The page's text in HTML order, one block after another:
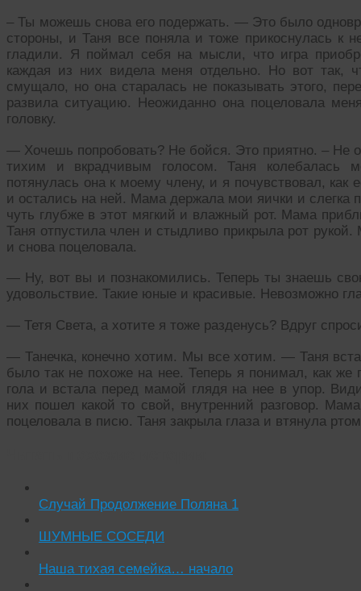
– Ты можешь снова его подержать. — Это было
стороны, и Таня все поняла и тоже прикоснулась к
гладили. Я поймал себя на мысли, что игра
каждая из них видела меня отдельно. Но вот так,
смущало, но она старалась не показывать этого,
развила ситуацию. Неожиданно она поцеловала
головку.
— Хочешь попробовать? Не бойся. Это приятно. – Не
тихим и вкрадчивым голосом. Таня
потянулась она к моему члену, и я почувствовал, как
и остались на ней. Мама держала мои яички и слегка
чуть глубже в этот мягкий и влажный рот. Мама
Таня отпустила член и стыдливо прикрыла рот
и снова поцеловала.
— Ну, вот вы и познакомились. Теперь ты знаешь
удовольствие. Такие юные и красивые. Невозможно
— Тетя Света, а хотите я тоже разденусь? Вдруг
— Танечка, конечно хотим. Мы все хотим. — Таня
было так не похоже на нее. Теперь я понимал, как
гола и встала перед мамой глядя на нее в упор.
них пошел какой то свой, внутренний разговор.
поцеловала в писю. Таня закрыла глаза и втянула
Случай Продолжение Поляна 1
ШУМНЫЕ СОСЕДИ
Наша тихая семейка… начало